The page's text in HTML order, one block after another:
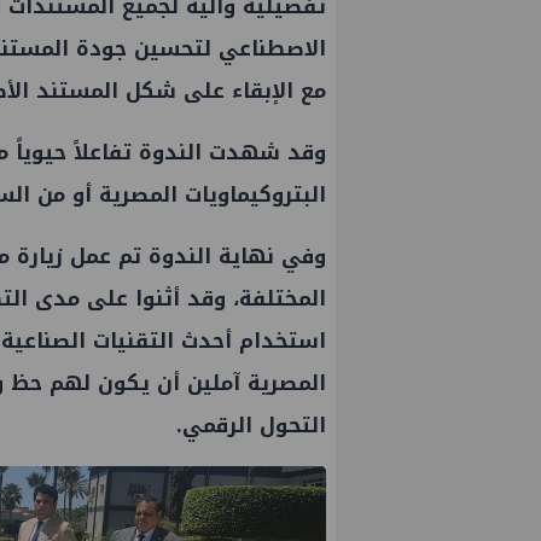
الاصطناعي لتحسين جودة
مع الإبقاء على شكل المستند
وقد شهدت الندوة تفاعلاً
البتروكيماويات المصرية أو من
وفي نهاية الندوة تم عمل
المختلفة، وقد أثنوا على مدى
استخدام أحدث التقنيات
المصرية آملين أن يكون لهم
التحول الرقمي.